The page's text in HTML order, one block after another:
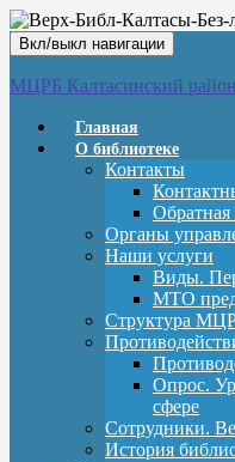
Вкл/выкл навигации
МЦРБ Калтасинский район
Главная
О библиотеке
Контакты
Обратная
Органы
Наши услуги
Виды.
МТО
Структура
Опрос.
сфере
Сотрудники.
История